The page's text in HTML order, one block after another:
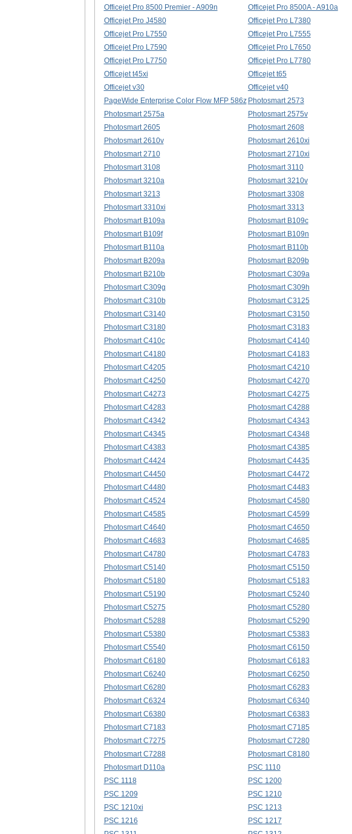
Officejet Pro 8500 Premier - A909n
Officejet Pro 8500A - A910a
Officejet Pro J4580
Officejet Pro L7380
Officejet Pro L7550
Officejet Pro L7555
Officejet Pro L7590
Officejet Pro L7650
Officejet Pro L7750
Officejet Pro L7780
Officejet t45xi
Officejet t65
Officejet v30
Officejet v40
PageWide Enterprise Color Flow MFP 586z Photosmart 2573
Photosmart 2575a
Photosmart 2575v
Photosmart 2605
Photosmart 2608
Photosmart 2610v
Photosmart 2610xi
Photosmart 2710
Photosmart 2710xi
Photosmart 3108
Photosmart 3110
Photosmart 3210a
Photosmart 3210v
Photosmart 3213
Photosmart 3308
Photosmart 3310xi
Photosmart 3313
Photosmart B109a
Photosmart B109c
Photosmart B109f
Photosmart B109n
Photosmart B110a
Photosmart B110b
Photosmart B209a
Photosmart B209b
Photosmart B210b
Photosmart C309a
Photosmart C309g
Photosmart C309h
Photosmart C310b
Photosmart C3125
Photosmart C3140
Photosmart C3150
Photosmart C3180
Photosmart C3183
Photosmart C410c
Photosmart C4140
Photosmart C4180
Photosmart C4183
Photosmart C4205
Photosmart C4210
Photosmart C4250
Photosmart C4270
Photosmart C4273
Photosmart C4275
Photosmart C4283
Photosmart C4288
Photosmart C4342
Photosmart C4343
Photosmart C4345
Photosmart C4348
Photosmart C4383
Photosmart C4385
Photosmart C4424
Photosmart C4435
Photosmart C4450
Photosmart C4472
Photosmart C4480
Photosmart C4483
Photosmart C4524
Photosmart C4580
Photosmart C4585
Photosmart C4599
Photosmart C4640
Photosmart C4650
Photosmart C4683
Photosmart C4685
Photosmart C4780
Photosmart C4783
Photosmart C5140
Photosmart C5150
Photosmart C5180
Photosmart C5183
Photosmart C5190
Photosmart C5240
Photosmart C5275
Photosmart C5280
Photosmart C5288
Photosmart C5290
Photosmart C5380
Photosmart C5383
Photosmart C5540
Photosmart C6150
Photosmart C6180
Photosmart C6183
Photosmart C6240
Photosmart C6250
Photosmart C6280
Photosmart C6283
Photosmart C6324
Photosmart C6340
Photosmart C6380
Photosmart C6383
Photosmart C7183
Photosmart C7185
Photosmart C7275
Photosmart C7280
Photosmart C7288
Photosmart C8180
Photosmart D110a
PSC 1110
PSC 1118
PSC 1200
PSC 1209
PSC 1210
PSC 1210xi
PSC 1213
PSC 1216
PSC 1217